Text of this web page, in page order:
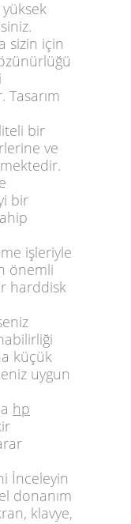
sizin için
Tasarım
bir
ve
bir
işleriyle
önemli
harddisk
küçük
uygun
hp
İnceleyin
donanım
klavye,